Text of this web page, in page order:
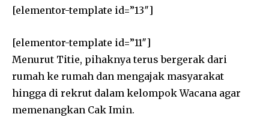
[elementor-template id=”13″]
[elementor-template id=”11″]
Menurut Titie, pihaknya terus bergerak dari
rumah ke rumah dan mengajak masyarakat
hingga di rekrut dalam kelompok Wacana agar
memenangkan Cak Imin.